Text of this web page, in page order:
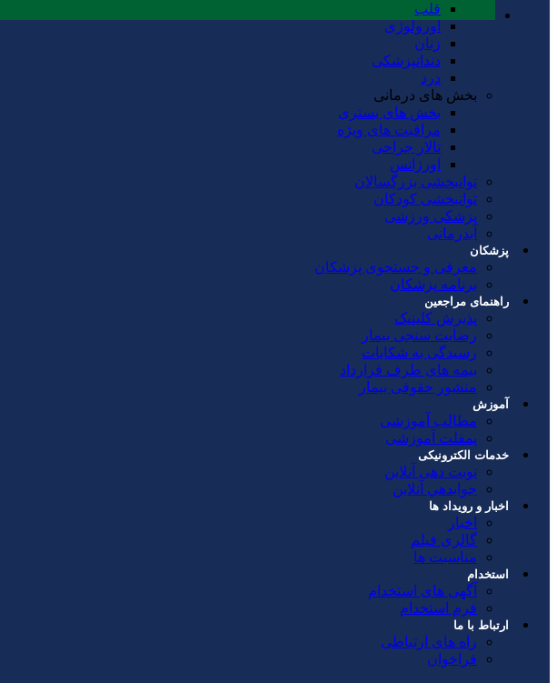
قلب
اورولوژی
زنان
دندانپزشکی
درد
بخش های درمانی
بخش های بستری
مراقبت های ویژه
تالار جراحی
اورژانس
توانبخشی بزرگسالان
توانبخشی کودکان
پزشکی ورزشی
آبدرمانی
پزشکان
معرفی و جستجوی پزشکان
برنامه پزشکان
راهنمای مراجعین
پذیرش کلینیک
رضایت سنجی بیمار
رسیدگی به شکایات
بیمه های طرف قرارداد
منشور حقوقی بیمار
آموزش
مطالب آموزشی
پمفلت آموزشی
خدمات الکترونیکی
نوبت دهی آنلاین
جوابدهي آنلاين
اخبار و رویداد ها
اخبار
گالری فیلم
مناسبت ها
استخدام
آگهی های استخدام
فرم استخدام
ارتباط با ما
راه های ارتباطی
فراخوان